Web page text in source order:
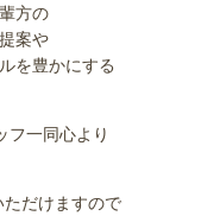
方の
案や
を豊かにする
フ一同心より
だけますので